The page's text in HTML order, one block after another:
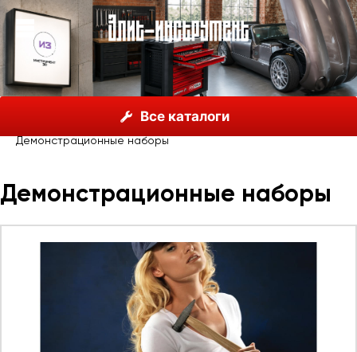
Все каталоги
Unior, Словения
Выставочное и торговое оборудование UNIOR
Демонстрационные наборы
Демонстрационные наборы